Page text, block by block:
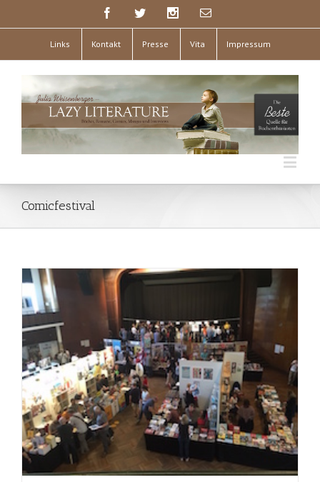
Links Kontakt Presse Vita Impressum
Comicfestival